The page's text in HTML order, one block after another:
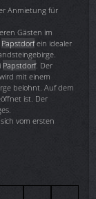
Anmietung für
Gästen im
Papstdorfein idealer
Papstdorf. Der
mit einem
belohnt. Auf dem
ist. Der
vom ersten